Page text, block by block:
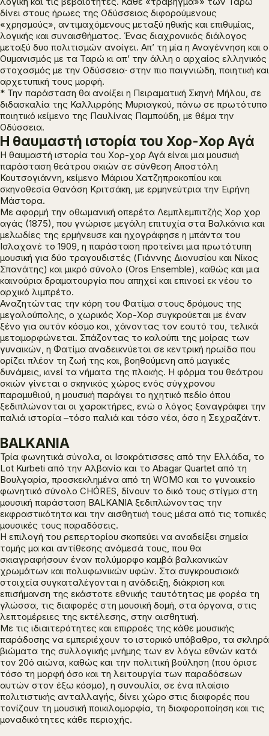
δίνει στους ήρωες της Οδύσσειας διφορούμενους
«χρησμούς», αντιμαχόμενους μεταξύ ηθικής και επιθυμίας,
λογικής και συναισθήματος. Ένας διαχρονικός διάλογος
μεταξύ δυο πολιτισμών ανοίγει. Απ’ τη μία η Αναγέννηση και ο
Ουμανισμός με τα Ταρώ κι απ’ την άλλη ο αρχαίος ελληνικός
στοχασμός με την Οδύσσεια· στην πιο παιγνιώδη, ποιητική και
αρχετυπική τους μορφή.
* Την παράσταση θα ανοίξει η Πειραματική Σκηνή Μήλου, σε
διδασκαλία της Καλλιρρόης Μυριαγκού, πάνω σε πρωτότυπο
ποιητικό κείμενο της Παυλίνας Παμπούδη, με θέμα την
Οδύσσεια.
Η θαυμαστή ιστορία του Χορ-Χορ Αγά
Η θαυμαστή ιστορία του Χορ-χορ Αγά είναι μια μουσική
παράσταση θεάτρου σκιών σε σύνθεση Αποστόλη
Κουτσογιάννη, κείμενο Μάριου Χατζηπροκοπίου και
σκηνοθεσία Θανάση Κριτσάκη, με ερμηνεύτρια την Ειρήνη
Μάστορα.
Με αφορμή την οθωμανική οπερέτα Λεμπλεμπιτζής Χορ χορ
αγάς (1875), που γνώρισε μεγάλη επιτυχία στα Βαλκάνια και
μελωδίες της ερμήνευσε και ηχογράφησε η μπάντα του
Ισλαχανέ το 1909, η παράσταση προτείνει μια πρωτότυπη
μουσική για δύο τραγουδιστές (Γιάννης Διονυσίου και Νίκος
Σπανάτης) και μικρό σύνολο (Oros Ensemble), καθώς και μια
καινούρια δραματουργία που απηχεί και επινοεί εκ νέου το
αρχικό λιμπρέτο.
Αναζητώντας την κόρη του Φατίμα στους δρόμους της
μεγαλούπολης, ο χωρικός Χορ-Χορ συγκρούεται με έναν
ξένο για αυτόν κόσμο και, χάνοντας τον εαυτό του, τελικά
μεταμορφώνεται. Σπάζοντας το καλούπι της μοίρας των
γυναικών, η Φατίμα αναδεικνύεται σε κεντρική ηρωίδα που
ορίζει πλέον τη ζωή της και, βοηθούμενη από μαγικές
δυνάμεις, κινεί τα νήματα της πλοκής. H φόρμα του θεάτρου
σκιών γίνεται ο σκηνικός χώρος ενός σύγχρονου
παραμυθιού, η μουσική παράγει το ηχητικό πεδίο όπου
ξεδιπλώνονται οι χαρακτήρες, ενώ ο λόγος ξαναγράφει την
παλιά ιστορία –τόσο παλιά και τόσο νέα, όσο η Σεχραζάντ.
BALKANIA
Τρία φωνητικά σύνολα, οι Ισοκράτισσες από την Ελλάδα, το
Lot Kurbeti από την Αλβανία και το Abagar Quartet από τη
Βουλγαρία, προσκεκλημένα από τη WOMO και το γυναικείο
φωνητικό σύνολο CHÓRES, δίνουν το δικό τους στίγμα στη
μουσική παράσταση BALKANIA ξεδιπλώνοντας την
εκφραστικότητα και την αισθητική τους μέσα από τις τοπικές
μουσικές τους παραδόσεις.
Η επιλογή του ρεπερτορίου σκοπεύει να αναδείξει σημεία
τομής μα και αντίθεσης ανάμεσά τους, που θα
σκιαγραφήσουν έναν πολύμορφο καμβά βαλκανικών
χρωμάτων και πολυφωνικών υφών. Στα συγκρουσιακά
στοιχεία συγκαταλέγονται η ανάδειξη, διάκριση και
επισήμανση της εκάστοτε εθνικής ταυτότητας με φορέα τη
γλώσσα, τις διαφορές στη μουσική δομή, στα όργανα, στις
λεπτομέρειες της εκτέλεσης, στην αισθητική.
Με τις ιδιαιτερότητες και επιρροές της κάθε μουσικής
παράδοσης να εμπεριέχουν το ιστορικό υπόβαθρο, τα σκληρά
βιώματα της συλλογικής μνήμης των εν λόγω εθνών κατά
τον 20ό αιώνα, καθώς και την πολιτική βούληση (που όρισε
τόσο τη μορφή όσο και τη λειτουργία των παραδόσεων
αυτών στον έξω κόσμο), η συναυλία, σε ένα πλαίσιο
πολιτιστικής ανταλλαγής, δίνει χώρο στις διαφορές που
τονίζουν τη μουσική ποικιλομορφία, τη διαφοροποίηση και τις
μοναδικότητες κάθε περιοχής.